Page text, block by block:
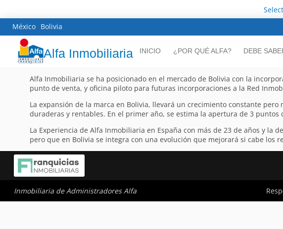
México Bolivia
Alfa Inmobiliaria INICIO ¿POR QUÉ ALFA? DEBE
Alfa Inmobiliaria se ha posicionado en el mercado de Bolivia con la
punto de venta, y oficina piloto para futuras incorporaciones a la Red
La expansión de la marca en Bolivia, llevará un crecimiento constante
duraderas y rentables. En el primer año, se estima la apertura de 3
La Experiencia de Alfa Inmobiliaria en España con más de 23 de años y la
pero que en Bolivia se integra con una evolución que mejorará si cabe los
Inmobiliaria de Administradores Alfa